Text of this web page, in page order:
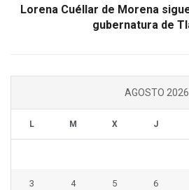
Lorena Cuéllar de Morena
gubernatura de
AGOSTO 2026
L M X J
3 4 5 6